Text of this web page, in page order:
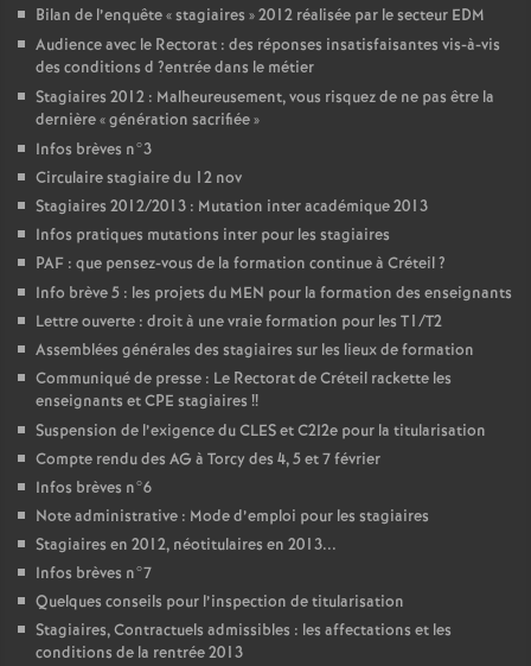
Bilan de l’enquête «stagiaires » 2012 réalisée par le secteur EDM
Audience avec le Rectorat : des réponses insatisfaisantes vis-à-vis
des conditions d ?entrée dans le métier
Stagiaires 2012 : Malheureusement, vous risquez de ne pas être la
dernière «génération sacrifiée»
Infos brèves n°3
Circulaire stagiaire du 12 nov
Stagiaires 2012/2013 : Mutation inter académique 2013
Infos pratiques mutations inter pour les stagiaires
PAF : que pensez-vous de la formation continue à Créteil?
Info brève 5 : les projets du MEN pour la formation des enseignants
Lettre ouverte : droit à une vraie formation pour les T1/T2
Assemblées générales des stagiaires sur les lieux de formation
Communiqué de presse : Le Rectorat de Créteil rackette les
enseignants etCPE stagiaires !!
Suspension de l’exigence duCLESet C2I2e pour la titularisation
Compte rendu des AG à Torcy des 4, 5 et 7 février
Infos brèves n°6
Note administrative : Mode d’emploi pour les stagiaires
Stagiaires en 2012, néotitulaires en 2013...
Infos brèves n°7
Quelques conseils pour l’inspection de titularisation
Stagiaires, Contractuels admissibles : les affectations et les
conditions de la rentrée 2013